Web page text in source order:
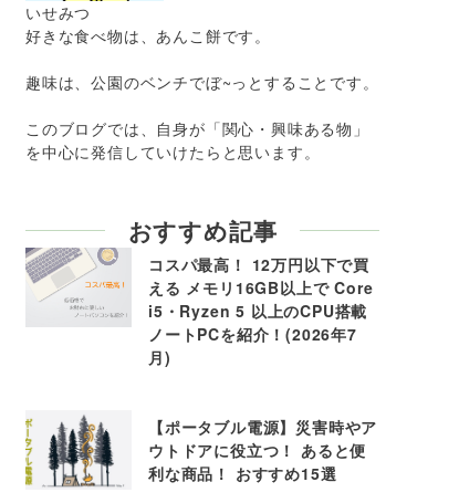
いせみつ
好きな食べ物は、あんこ餅です。
趣味は、公園のベンチでぼ~っとすることです。
このブログでは、自身が「関心・興味ある物」
を中心に発信していけたらと思います。
おすすめ記事
コスパ最高！ 12万円以下で買
える メモリ16GB以上で Core
i5・Ryzen 5 以上のCPU搭載
ノートPCを紹介！(2026年7
月)
【ポータブル電源】災害時やア
ウトドアに役立つ！ あると便
利な商品！ おすすめ15選